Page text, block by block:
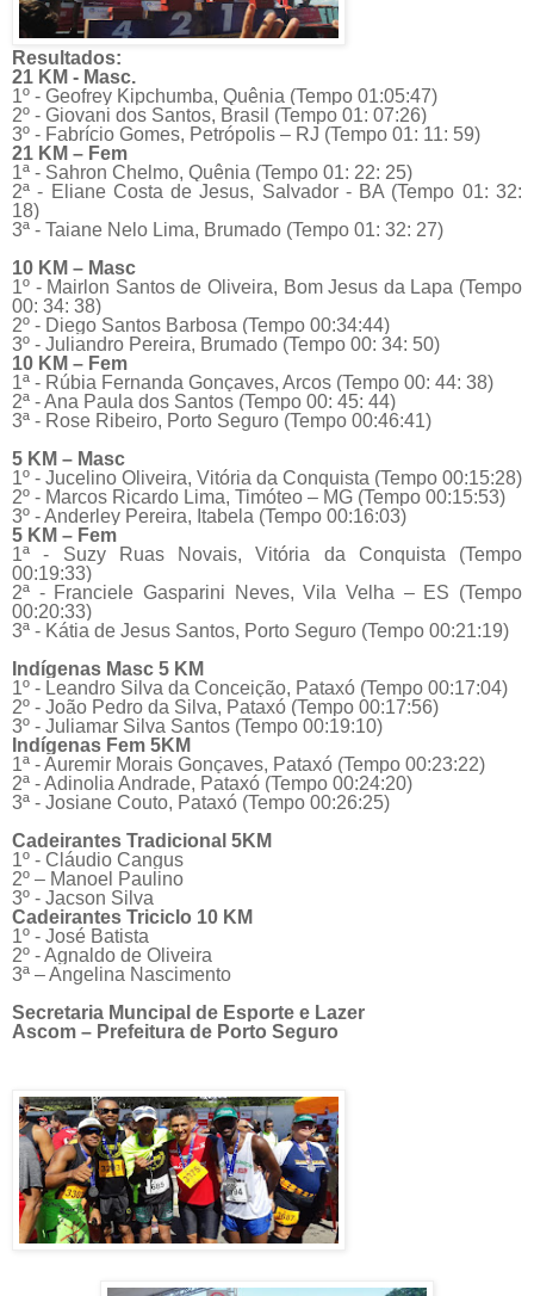
Resultados:
21 KM - Masc.
1º - Geofrey Kipchumba, Quênia (Tempo 01:05:47)
2º - Giovani dos Santos, Brasil (Tempo 01: 07:26)
3º - Fabrício Gomes, Petrópolis – RJ (Tempo 01: 11: 59)
21 KM – Fem
1ª - Sahron Chelmo, Quênia (Tempo 01: 22: 25)
2ª - Eliane Costa de Jesus, Salvador - BA (Tempo 01: 32:
18)
3ª - Taiane Nelo Lima, Brumado (Tempo 01: 32: 27)
10 KM – Masc
1º - Mairlon Santos de Oliveira, Bom Jesus da Lapa (Tempo
00: 34: 38)
2º - Diego Santos Barbosa (Tempo 00:34:44)
3º - Juliandro Pereira, Brumado (Tempo 00: 34: 50)
10 KM – Fem
1ª - Rúbia Fernanda Gonçaves, Arcos (Tempo 00: 44: 38)
2ª - Ana Paula dos Santos (Tempo 00: 45: 44)
3ª - Rose Ribeiro, Porto Seguro (Tempo 00:46:41)
5 KM – Masc
1º - Jucelino Oliveira, Vitória da Conquista (Tempo 00:15:28)
2º - Marcos Ricardo Lima, Timóteo – MG (Tempo 00:15:53)
3º - Anderley Pereira, Itabela (Tempo 00:16:03)
5 KM – Fem
1ª - Suzy Ruas Novais, Vitória da Conquista (Tempo
00:19:33)
2ª - Franciele Gasparini Neves, Vila Velha – ES (Tempo
00:20:33)
3ª - Kátia de Jesus Santos, Porto Seguro (Tempo 00:21:19)
Indígenas Masc 5 KM
1º - Leandro Silva da Conceição, Pataxó (Tempo 00:17:04)
2º - João Pedro da Silva, Pataxó (Tempo 00:17:56)
3º - Juliamar Silva Santos (Tempo 00:19:10)
Indígenas Fem 5KM
1ª - Auremir Morais Gonçaves, Pataxó (Tempo 00:23:22)
2ª - Adinolia Andrade, Pataxó (Tempo 00:24:20)
3ª - Josiane Couto, Pataxó (Tempo 00:26:25)
Cadeirantes Tradicional 5KM
1º - Cláudio Cangus
2º – Manoel Paulino
3º - Jacson Silva
Cadeirantes Triciclo 10 KM
1º - José Batista
2º - Agnaldo de Oliveira
3ª – Angelina Nascimento
Secretaria Muncipal de Esporte e Lazer
Ascom – Prefeitura de Porto Seguro